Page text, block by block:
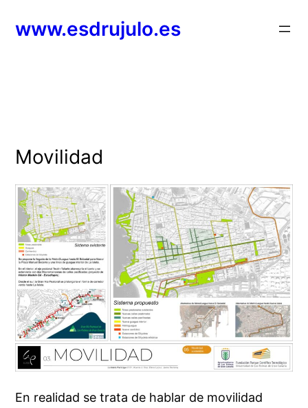
www.esdrujulo.es
Movilidad
En realidad se trata de hablar de movilidad